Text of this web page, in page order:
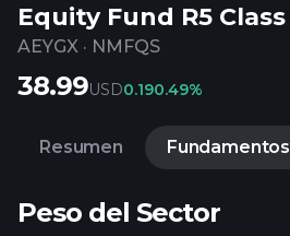
Equity Fund R5 Class
AEYGX · NMFQS
38.99USD0.190.49%
Resumen Fundamentos
Peso del Sector